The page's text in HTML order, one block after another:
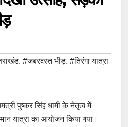
, #जबरदस्त भीड़, #तिरंगा यात्रा
पुष्कर सिंह धामी के नेतृत्व में
यात्रा का आयोजन किया गया।